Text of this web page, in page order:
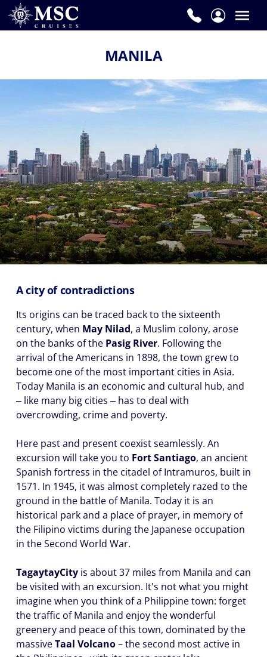
MANILA
A city of contradictions
Its origins can be traced back to the sixteenth
century, when May Nilad, a Muslim colony, arose
on the banks of the Pasig River. Following the
arrival of the Americans in 1898, the town grew to
become one of the most important cities in Asia.
Today Manila is an economic and cultural hub, and
‒ like many big cities ‒ has to deal with
overcrowding, crime and poverty.
Here past and present coexist seamlessly. An
excursion will take you to Fort Santiago, an ancient
Spanish fortress in the citadel of Intramuros, built in
1571. In 1945, it was almost completely razed to the
ground in the battle of Manila. Today it is an
historical park and a place of prayer, in memory of
the Filipino victims during the Japanese occupation
in the Second World War.
TagaytayCity is about 37 miles from Manila and can
be visited with an excursion. It's not what you might
imagine when you think of a Philippine town: forget
the traffic of Manila and enjoy the wonderful
greenery and peace of this town, dominated by the
massiveTaal Volcano– the second most active in